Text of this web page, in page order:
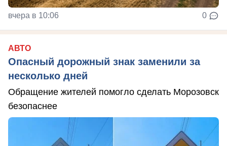
вчера в 10:06 0
АВТО
Опасный дорожный знак заменили за
несколько дней
Обращение жителей помогло сделать Морозовск
безопаснее